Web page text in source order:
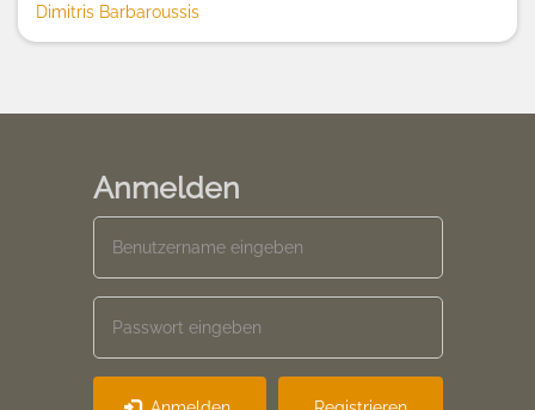
Dimitris Barbaroussis
Anmelden